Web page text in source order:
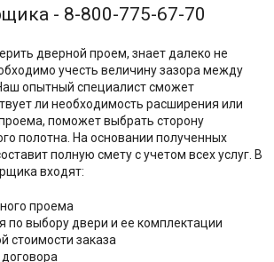
- 8-800-775-67-70
дверной проем, знает далеко не
учесть величину зазора между
опытный специалист сможет
ли необходимость расширения или
поможет выбрать сторону
полотна. На основании полученных
полную смету с учетом всех услуг. В
входят:
проема
по выбору двери и ее комплектации
стоимости заказа